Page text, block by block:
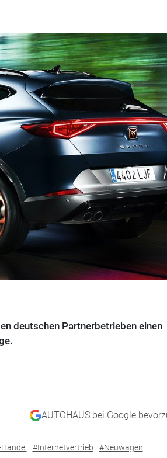
deutschen Partnerbetrieben einen
AUTOHAUS bei Google
#Internetvertrieb #Neuwagen